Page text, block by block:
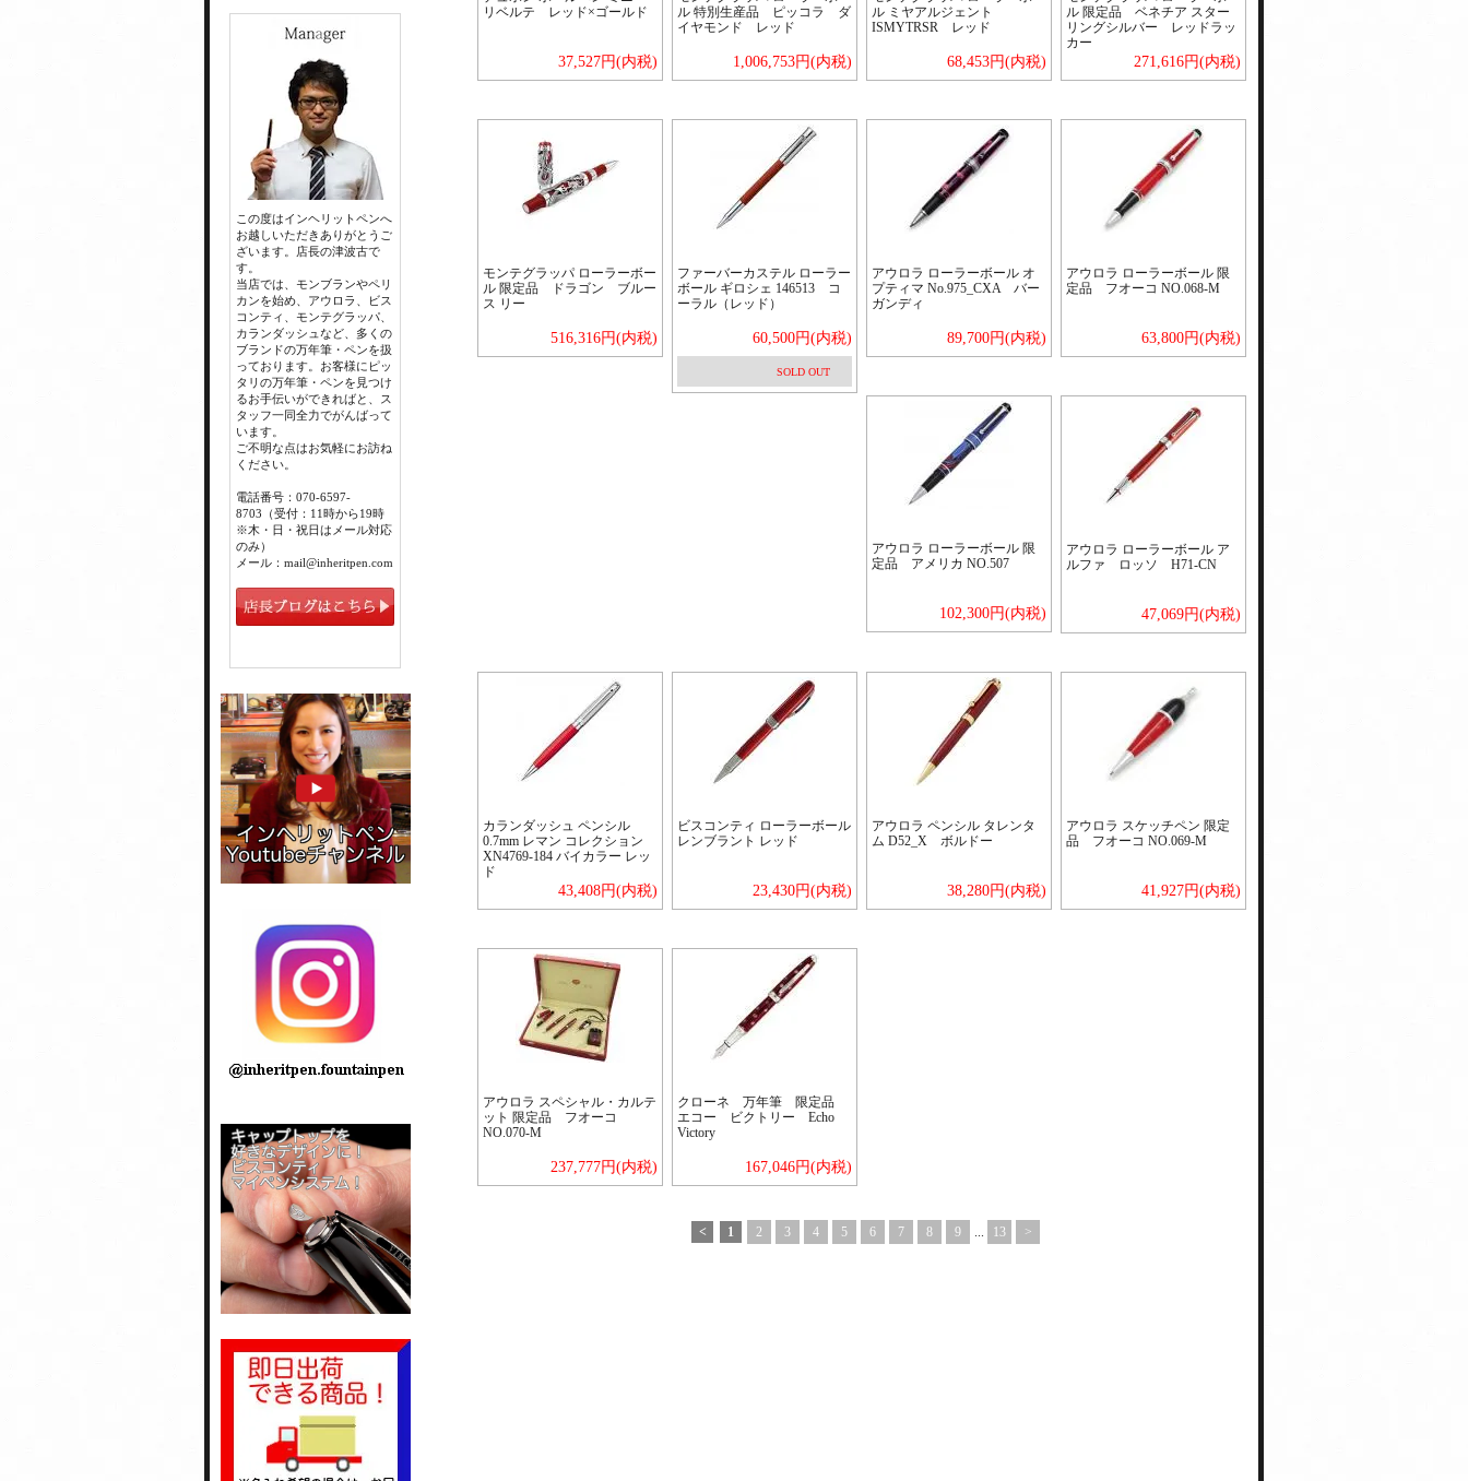
リベルテ レッド×ゴールド
37,527円(内税)
ル 特別生産品 ピッコラ ダ
イヤモンド レッド
1,006,753円(内税)
ル ミヤアルジェント
ISMYTRSR レッド
68,453円(内税)
ル 限定品 ベネチア スター
リングシルバー レッドラッ
カー
271,616円(内税)
モンテグラッパ ローラーボー
ル 限定品 ドラゴン ブルー
ス リー
516,316円(内税)
ファーバーカステル ローラー
ボール ギロシェ 146513 コ
ーラル（レッド）
60,500円(内税)
SOLD OUT
アウロラ ローラーボール オ
プティマ No.975_CXA バー
ガンディ
89,700円(内税)
アウロラ ローラーボール 限
定品 フオーコ NO.068-M
63,800円(内税)
アウロラ ローラーボール 限
定品 アメリカ NO.507
102,300円(内税)
アウロラ ローラーボール ア
ルファ ロッソ H71-CN
47,069円(内税)
カランダッシュ ペンシル
0.7mm レマン コレクション
XN4769-184 バイカラー レッ
ド
43,408円(内税)
ビスコンティ ローラーボール
レンブラント レッド
23,430円(内税)
アウロラ ペンシル タレンタ
ム D52_X ボルドー
38,280円(内税)
アウロラ スケッチペン 限定
品 フオーコ NO.069-M
41,927円(内税)
アウロラ スペシャル・カルテ
ット 限定品 フオーコ
NO.070-M
237,777円(内税)
クローネ 万年筆 限定品
エコー ビクトリー Echo
Victory
167,046円(内税)
< 1 2 3 4 5 6 7 8 9 ... 13 >
この度はインヘリットペンへ
お越しいただきありがとうご
ざいます。店長の津波古で
す。
当店では、モンブランやペリ
カンを始め、アウロラ、ビス
コンティ、モンテグラッパ、
カランダッシュなど、多くの
ブランドの万年筆・ペンを扱
っております。お客様にピッ
タリの万年筆・ペンを見つけ
るお手伝いができればと、ス
タッフ一同全力でがんばって
います。
ご不明な点はお気軽にお訪ね
ください。
電話番号：070-6597-
8703（受付：11時から19時
※木・日・祝日はメール対応
のみ）
メール：mail@inheritpen.com